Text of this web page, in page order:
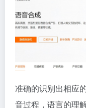
准确的识别出相应
音过程，语言的理